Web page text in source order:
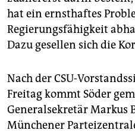
hat ein ernsthaftes
Regierungsfähigkeit
Dazu gesellen sich die
Nach der CSU-
Freitag kommt Söder
Generalsekretär Markus
Münchener